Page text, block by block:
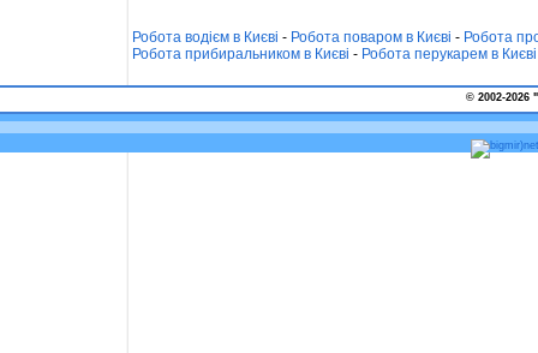
Робота водієм в Києві - Робота поваром в Києві - Робота
Робота прибиральником в Києві - Робота перукарем в Києві
© 2002-2026